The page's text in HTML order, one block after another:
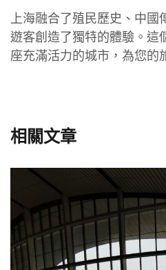
上海融合了殖民歷史、中國
遊客創造了獨特的體驗。這
座充滿活力的城市，為您的
相關文章